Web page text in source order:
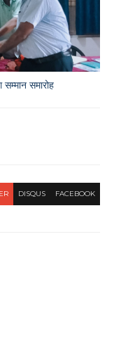
समारोह
DISQUS FACEBOOK